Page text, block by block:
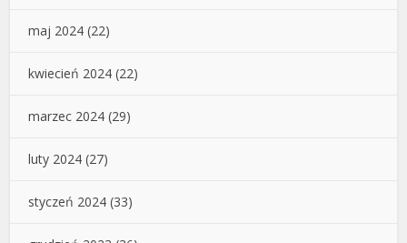
maj 2024 (22)
kwiecień 2024 (22)
marzec 2024 (29)
luty 2024 (27)
styczeń 2024 (33)